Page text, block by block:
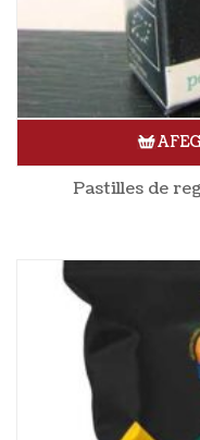
Pastilles de